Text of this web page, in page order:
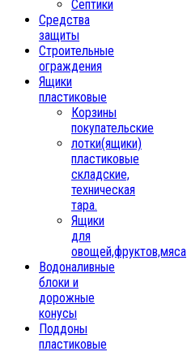
Септики
Средства
защиты
Строительные
ограждения
Ящики
пластиковые
Корзины
покупательские
лотки(ящики)
пластиковые
складские,
техническая
тара.
Ящики
для
овощей,фруктов,мяса
Водоналивные
блоки и
дорожные
конусы
Поддоны
пластиковые